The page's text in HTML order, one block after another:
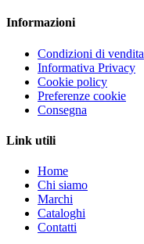
Informazioni
Condizioni di vendita
Informativa Privacy
Cookie policy
Preferenze cookie
Consegna
Link utili
Home
Chi siamo
Marchi
Cataloghi
Contatti